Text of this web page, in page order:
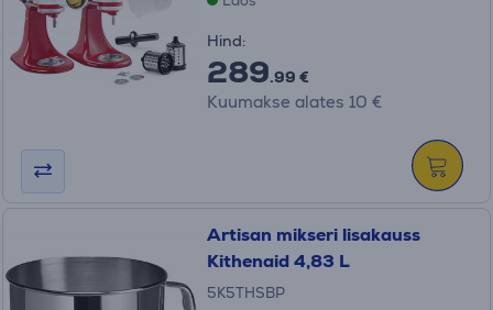
Hind:
289.99 €
Kuumakse alates 10 €
Artisan mikseri lisakauss
Kithenaid 4,83 L
5K5THSBP